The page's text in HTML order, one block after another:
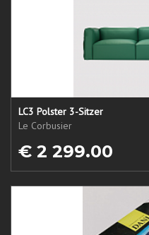
LC3 Polster 3-Sitzer
Le Corbusier
€ 2 299.00